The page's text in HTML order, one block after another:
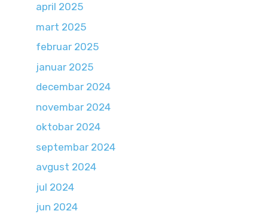
april 2025
mart 2025
februar 2025
januar 2025
decembar 2024
novembar 2024
oktobar 2024
septembar 2024
avgust 2024
jul 2024
jun 2024